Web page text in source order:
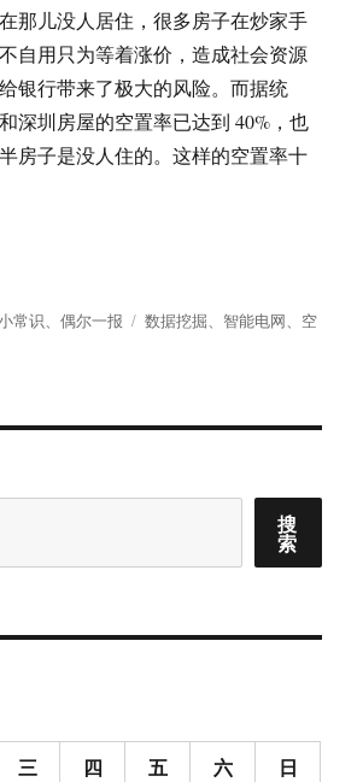
那儿没人居住，很多房子在炒家手
自用只为等着涨价，造成社会资源
银行带来了极大的风险。而据统
深圳房屋的空置率已达到 40%，也
房子是没人住的。这样的空置率十
常识、偶尔一报
标
数据挖掘、 智能电网、 空
搜
索
三 四 五 六 日